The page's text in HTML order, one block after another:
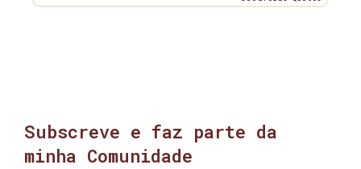
Subscreve e faz parte da
minha Comunidade